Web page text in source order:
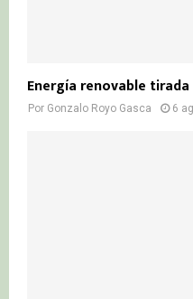
Energía renovable
Por Gonzalo Royo Gasca 6